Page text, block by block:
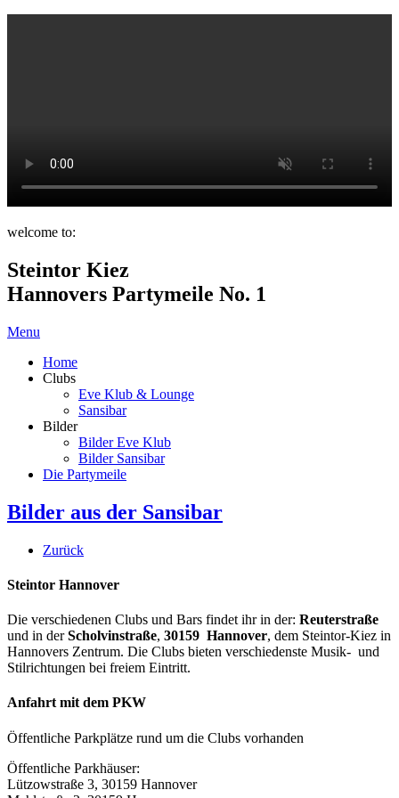
welcome to:
Steintor Kiez
Hannovers Partymeile No. 1
Menu
Home
Clubs
Eve Klub & Lounge
Sansibar
Bilder
Bilder Eve Klub
Bilder Sansibar
Die Partymeile
Bilder aus der Sansibar
Zurück
Steintor Hannover
Die verschiedenen Clubs und Bars findet ihr in der: Reuterstraße
und in derScholvinstraße, 30159 Hannover, dem Steintor-Kiez in
Hannovers Zentrum. Die Clubs bieten verschiedenste Musik- und
Stilrichtungen bei freiem Eintritt.
Anfahrt mit dem PKW
Öffentliche Parkplätze rund um die Clubs vorhanden
Öffentliche Parkhäuser:
Lützowstraße 3, 30159 Hannover